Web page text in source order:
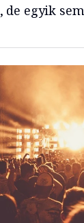
egyik